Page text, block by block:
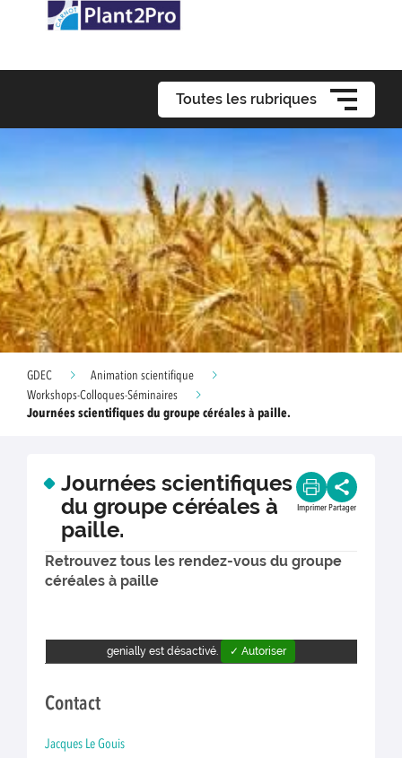
Toutes les rubriques
GDEC
Animation scientifique
Workshops-Colloques-Séminaires
Journées scientifiques du groupe céréales à paille.
Journées scientifiques
du groupe céréales à
paille.
Imprimer Partager
Retrouvez tous les rendez-vous du groupe
céréales à paille
genially est désactivé. ✓ Autoriser
Contact
Jacques Le Gouis